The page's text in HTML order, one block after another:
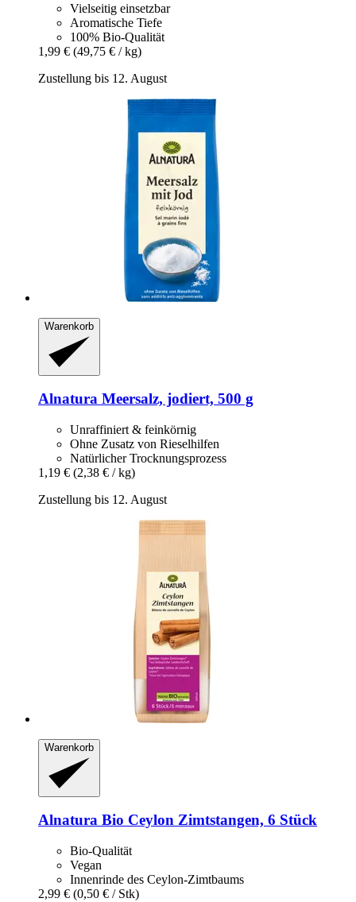
Vielseitig einsetzbar
Aromatische Tiefe
100% Bio-Qualität
1,99 € (49,75 € / kg)
Zustellung bis 12. August
Warenkorb
Alnatura Meersalz, jodiert, 500 g
Unraffiniert & feinkörnig
Ohne Zusatz von Rieselhilfen
Natürlicher Trocknungsprozess
1,19 € (2,38 € / kg)
Zustellung bis 12. August
Warenkorb
Alnatura Bio Ceylon Zimtstangen, 6 Stück
Bio-Qualität
Vegan
Innenrinde des Ceylon-Zimtbaums
2,99 € (0,50 € / Stk)